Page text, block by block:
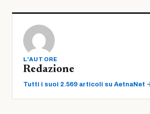
L'AUTORE
Redazione
Tutti i suoi 2.569 articoli su AetnaNet